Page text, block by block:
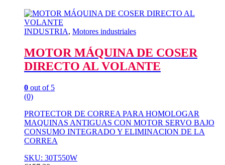
INDUSTRIA, Motores industriales
MOTOR MÁQUINA DE COSER
DIRECTO AL VOLANTE
0 out of 5
(0)
PROTECTOR DE CORREA PARA HOMOLOGAR
MAQUINAS ANTIGUAS CON MOTOR SERVO BAJO
CONSUMO INTEGRADO Y ELIMINACION DE LA
CORREA
SKU: 30T550W